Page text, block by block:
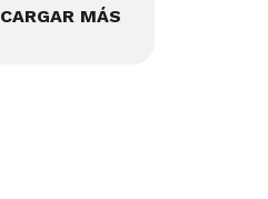
CARGAR MÁS